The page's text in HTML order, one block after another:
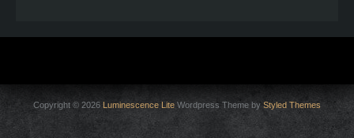
Copyright © 2026 Luminescence Lite Wordpress Theme by Styled Themes